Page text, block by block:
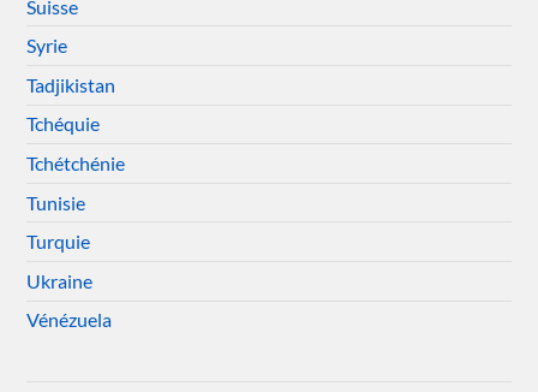
Suisse
Syrie
Tadjikistan
Tchéquie
Tchétchénie
Tunisie
Turquie
Ukraine
Vénézuela